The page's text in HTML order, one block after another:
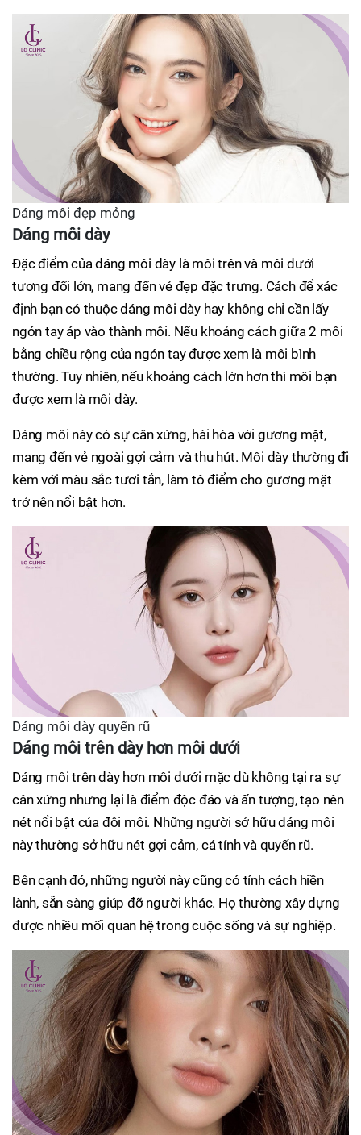
Dáng môi đẹp mỏng
Dáng môi dày
Đặc điểm của dáng môi dày là môi trên và môi dưới
tương đối lớn, mang đến vẻ đẹp đặc trưng. Cách để xác
định bạn có thuộc dáng môi dày hay không chỉ cần lấy
ngón tay áp vào thành môi. Nếu khoảng cách giữa 2 môi
bằng chiều rộng của ngón tay được xem là môi bình
thường. Tuy nhiên, nếu khoảng cách lớn hơn thì môi bạn
được xem là môi dày.
Dáng môi này có sự cân xứng, hài hòa với gương mặt,
mang đến vẻ ngoài gợi cảm và thu hút. Môi dày thường đi
kèm với màu sắc tươi tắn, làm tô điểm cho gương mặt
trở nên nổi bật hơn.
Dáng môi dày quyến rũ
Dáng môi trên dày hơn môi dưới
Dáng môi trên dày hơn môi dưới mặc dù không tại ra sự
cân xứng nhưng lại là điểm độc đáo và ấn tượng, tạo nên
nét nổi bật của đôi môi. Những người sở hữu dáng môi
này thường sở hữu nét gợi cảm, cá tính và quyến rũ.
Bên cạnh đó, những người này cũng có tính cách hiền
lành, sẵn sàng giúp đỡ người khác. Họ thường xây dựng
được nhiều mối quan hệ trong cuộc sống và sự nghiệp.